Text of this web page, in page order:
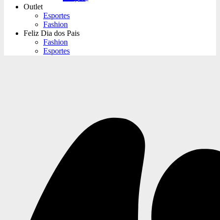
Outlet
Esportes
Fashion
Feliz Dia dos Pais
Fashion
Esportes